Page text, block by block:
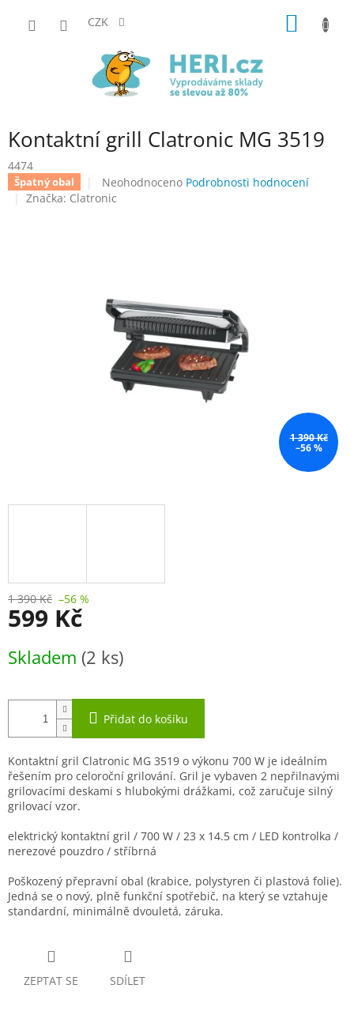
CZK
Kontaktní grill Clatronic MG 3519
4474
Špatný obal
Průměrné
hodnocení
Neohodnoceno Podrobnosti hodnocení
Značka: Clatronic
1 390 Kč
–56 %
1 390 Kč –56 %
599 Kč
cena:
Skladem (2 ks)
Přidat do košíku
Kontaktní gril Clatronic MG 3519 o výkonu 700 W je ideálním
řešením pro celoroční grilování. Gril je vybaven 2 nepřilnavými
grilovacími deskami s hlubokými drážkami, což zaručuje silný
grilovací vzor.
elektrický kontaktní gril / 700 W / 23 x 14.5 cm / LED kontrolka /
nerezové pouzdro / stříbrná
Poškozený přepravní obal (krabice, polystyren či plastová folie).
Jedná se o nový, plně funkční spotřebič, na který se vztahuje
standardní, minimálně dvouletá, záruka.
ZEPTAT SE SDÍLET